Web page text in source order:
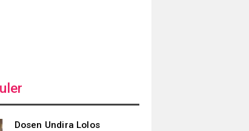
Dosen Undira Lolos